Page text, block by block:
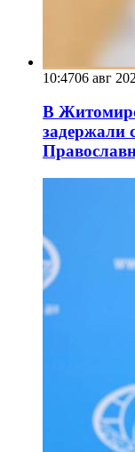
10:4706 авг
В
задержали